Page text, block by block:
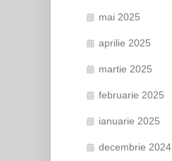
mai 2025
aprilie 2025
martie 2025
februarie 2025
ianuarie 2025
decembrie 2024